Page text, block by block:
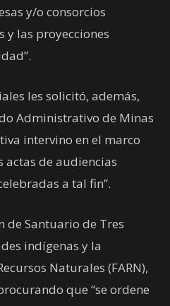
y/o consorcios
y las proyecciones
les solicitó, además,
Administrativo de Minas
intervino en el marco
actas de audiencias
a tal fin”.
de Santuario de Tres
indígenas y la
Naturales (FARN),
que “se ordene